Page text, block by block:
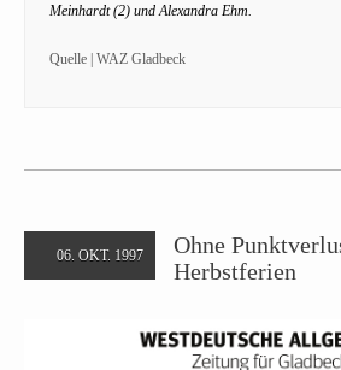
Meinhardt (2) und Alexandra Ehm.
Quelle | WAZ Gladbeck
06. OKT. 1997
Ohne
Herbstferien